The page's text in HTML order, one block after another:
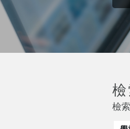
檢